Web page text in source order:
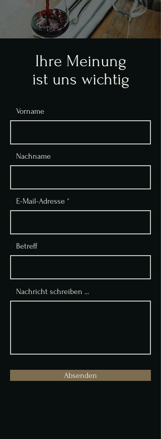
Ihre Meinung
ist uns wichtig
Vorname
Nachname
E-Mail-Adresse
Betreff
Nachricht schreiben ...
Absenden